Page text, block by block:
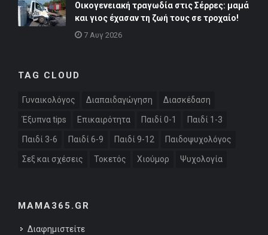
Οικογενειακή τραγωδία στις Σέρρες: μαμά
και γιος έχασαν τη ζωή τους σε τροχαίο!
7 Αυγ 2026
TAG CLOUD
Γυναικολόγος Διαπαιδαγώγηση Διασκέδαση
Έξυπνα tips Επικαιρότητα Παιδί 0-1 Παιδί 1-3
Παιδί 3-6 Παιδί 6-9 Παιδί 9-12 Παιδοψυχολόγος
Σεξ και σχέσεις Τοκετός Χιούμορ Ψυχολογία
MAMA365.GR
Διαφημιστείτε